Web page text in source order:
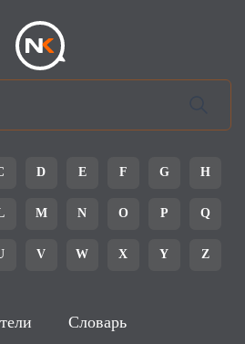
D E F G H
M N O P Q
V W X Y Z
Словарь